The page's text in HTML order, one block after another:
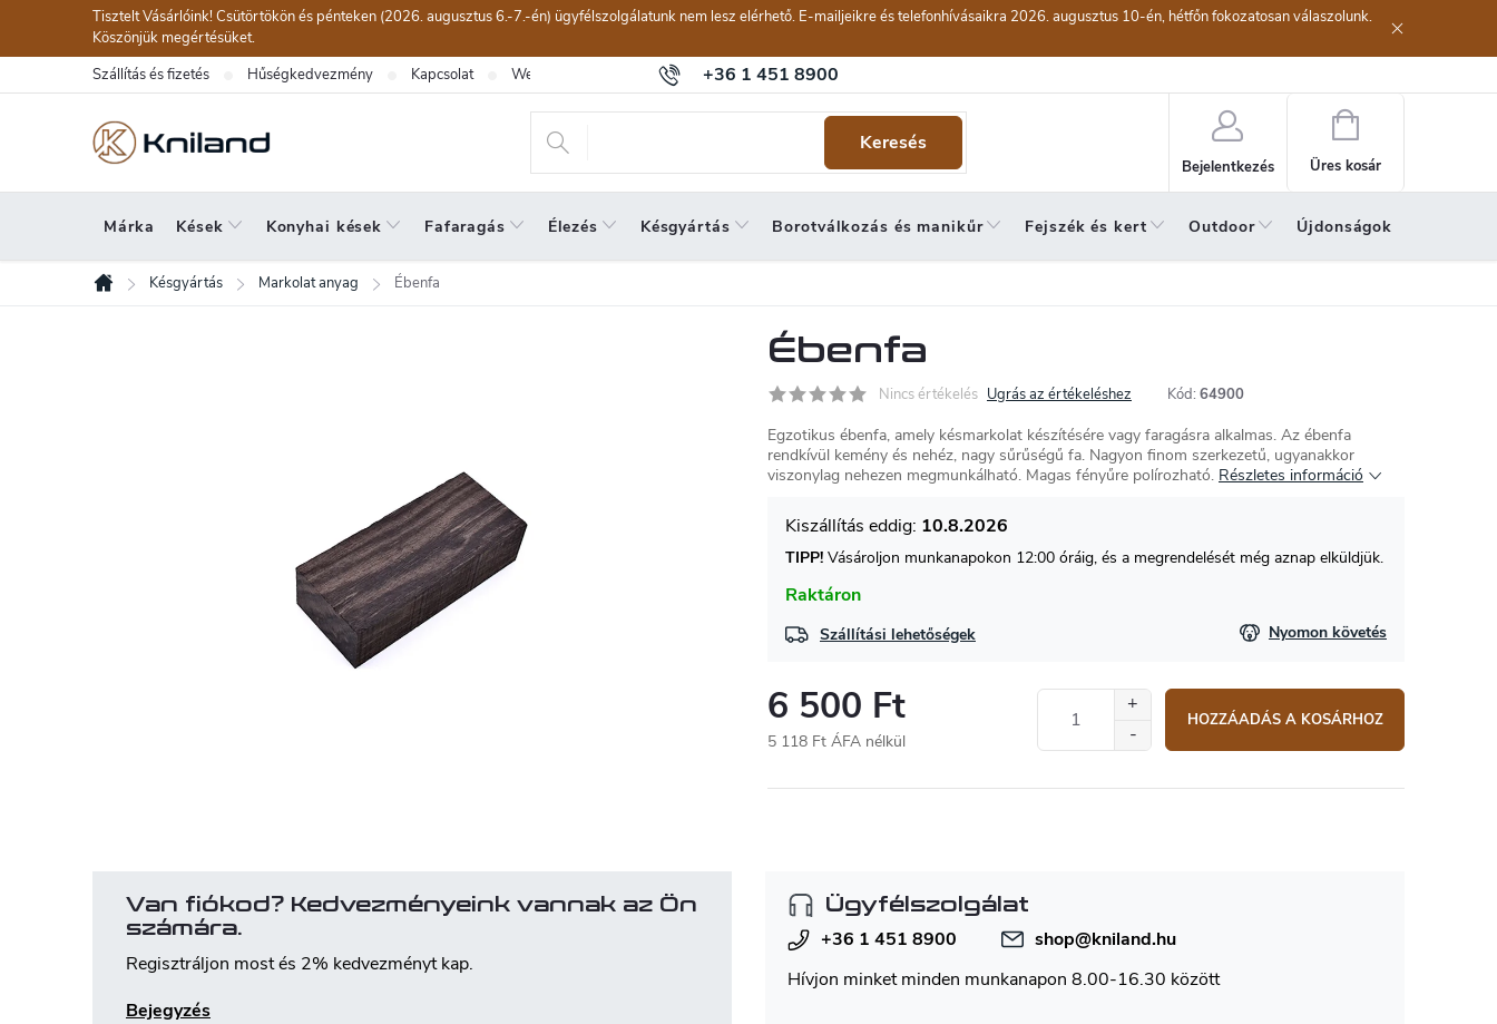
fő
tartalomhoz
Tisztelt Vásárlóink! Csütörtökön és pénteken (2026. augusztus 6.-7.-én) ügyfélszolgálatunk nem lesz elérhető. E-mailjeikre és telefonhívásaikra 2026. augusztus 10-én, hétfőn fokozatosan válaszolunk.
Köszönjük megértésüket.
+36 1 451 8900
Szállítás és fizetés Hűségkedvezmény Kapcsolat Webáruház értékelése Általános szerződési feltételek
Keresés
Bejelentkezés
Kosár
Üres kosár
Márka Kések Konyhai kések Fafaragás Élezés Késgyártás Borotválkozás és manikűr Fejszék és kert Outdoor Újdonságok
Kezdőlap
Késgyártás Markolat anyag Ébenfa
Ébenfa
Nincs értékelés Ugrás az értékeléshez Kód: 64900
Egzotikus ébenfa, amely késmarkolat készítésére vagy faragásra alkalmas. Az ébenfa
rendkívül kemény és nehéz, nagy sűrűségű fa. Nagyon finom szerkezetű, ugyanakkor
viszonylag nehezen megmunkálható. Magas fényűre polírozható. Részletes információ
Raktáron
10.8.2026
TIPP! Vásároljon munkanapokon 12:00 óráig, és a megrendelését még aznap elküldjük.
Szállítási lehetőségek Nyomon követés
6 500 Ft
5 118 Ft ÁFA nélkül
HOZZÁADÁS A KOSÁRHOZ
Van fiókod? Kedvezményeink vannak az Ön
számára.
Regisztráljon most és 2% kedvezményt kap.
Bejegyzés
Ügyfélszolgálat
+36 1 451 8900
shop@kniland.hu
Hívjon minket minden munkanapon 8.00-16.30 között